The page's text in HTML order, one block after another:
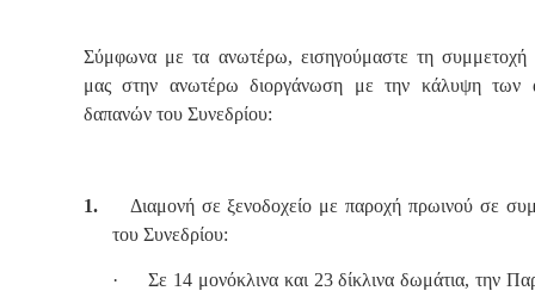
Σύμφωνα με τα ανωτέρω, εισηγούμαστε τη
μας στην ανωτέρω διοργάνωση με την κάλυψη των
δαπανών του Συνεδρίου:
1.
Διαμονή σε ξενοδοχείο με παροχή πρωινού σε
του Συνεδρίου:
·
Σε 14 μονόκλινα και 23 δίκλινα δωμάτια, την